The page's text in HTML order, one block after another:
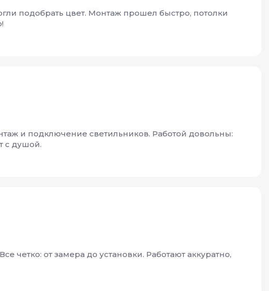
подобрать цвет. Монтаж прошел быстро, потолки
и подключение светильников. Работой довольны:
с душой.
от замера до установки. Работают аккуратно,